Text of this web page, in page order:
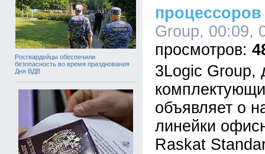
Росгвардейцы обеспечили
безопасность во время празднования
Дня ВДВ
Group, 00:09,
3Logic Group,
объявляет о
линейки
Raskat